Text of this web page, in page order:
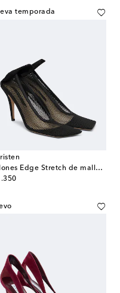
temporada
Salones Edge Stretch de malla con ante
price